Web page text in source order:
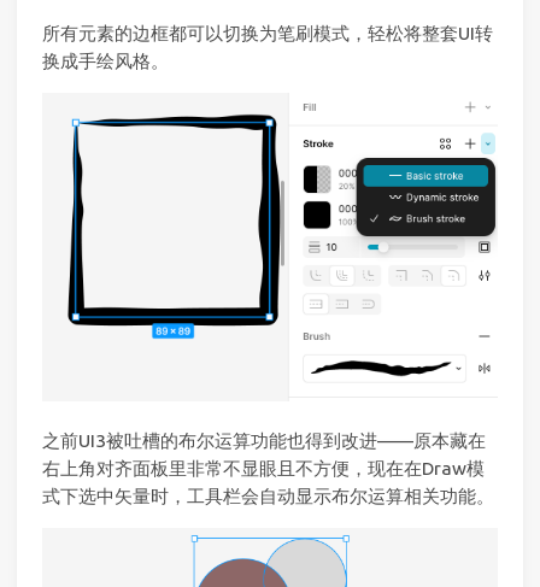
所有元素的边框都可以切换为笔刷模式，轻松将整套UI转
换成手绘风格。
之前UI3被吐槽的布尔运算功能也得到改进——原本藏在
右上角对齐面板里非常不显眼且不方便，现在在Draw模
式下选中矢量时，工具栏会自动显示布尔运算相关功能。